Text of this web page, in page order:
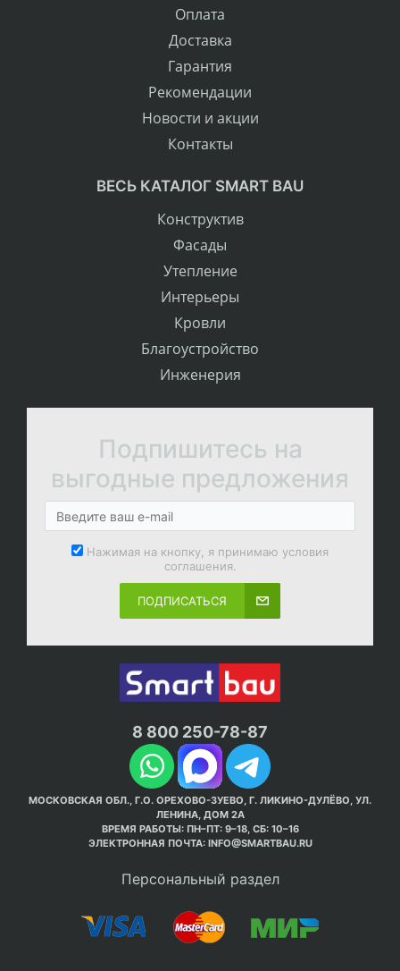
Оплата
Доставка
Гарантия
Рекомендации
Новости и акции
Контакты
ВЕСЬ КАТАЛОГ SMART BAU
Конструктив
Фасады
Утепление
Интерьеры
Кровли
Благоустройство
Инженерия
Подпишитесь на
выгодные предложения
Нажимая на кнопку, я принимаю условия
соглашения.
ПОДПИСАТЬСЯ
8 800 250-78-87
МОСКОВСКАЯ ОБЛ., Г.О. ОРЕХОВО-ЗУЕВО, Г. ЛИКИНО-ДУЛЁВО, УЛ.
ЛЕНИНА, ДОМ 2А
ВРЕМЯ РАБОТЫ: ПН–ПТ: 9–18, СБ: 10–16
ЭЛЕКТРОННАЯ ПОЧТА: INFO@SMARTBAU.RU
Персональный раздел